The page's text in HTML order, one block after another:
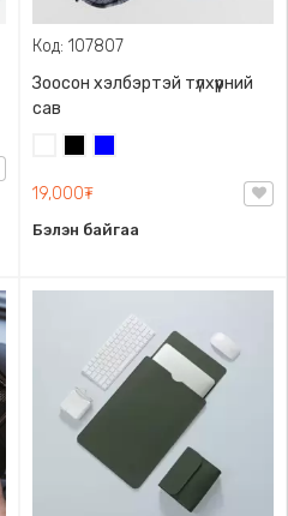
Код: 107807
Зоосон хэлбэртэй түлхүүрний
сав
19,000₮
Бэлэн байгаа